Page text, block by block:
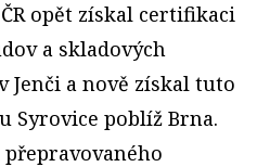
opět získal certifikaci
a skladových
Jenči a nově získal tuto
Syrovice poblíž Brna.